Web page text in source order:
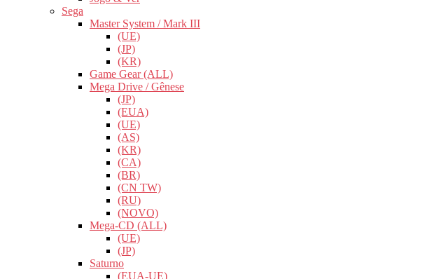
Sega
Master System / Mark III
(UE)
(JP)
(KR)
Game Gear (ALL)
Mega Drive / Gênese
(JP)
(EUA)
(UE)
(AS)
(KR)
(CA)
(BR)
(CN TW)
(RU)
(NOVO)
Mega-CD (ALL)
(UE)
(JP)
Saturno
(EUA-UE)